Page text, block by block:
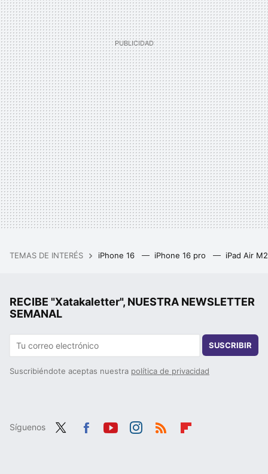
TEMAS DE INTERÉS iPhone 16 iPhone 16 pro iPad Air
RECIBE "Xatakaletter", NUESTRA NEWSLETTER
SEMANAL
SUSCRIBIR
Suscribiéndote aceptas nuestra política de privacidad
Síguenos